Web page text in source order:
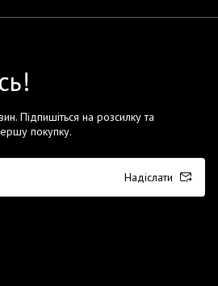
Підпишіться на розсилку та
покупку.
Надіслати